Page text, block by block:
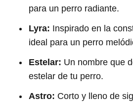
para un perro radiante.
Lyra: Inspirado en la
ideal para un perro
Estelar: Un nombre que
estelar de tu perro.
Astro: Corto y lleno de